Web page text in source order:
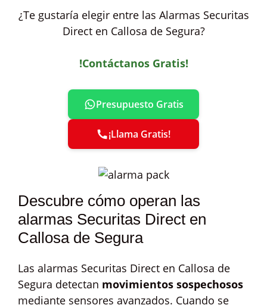
¿Te gustaría elegir entre las Alarmas Securitas
Direct en Callosa de Segura?
!Contáctanos Gratis!
Presupuesto Gratis
¡Llama Gratis!
Descubre cómo operan las
alarmas Securitas Direct en
Callosa de Segura
Las alarmas Securitas Direct en Callosa de
Segura detectan movimientos sospechosos
mediante sensores avanzados. Cuando se